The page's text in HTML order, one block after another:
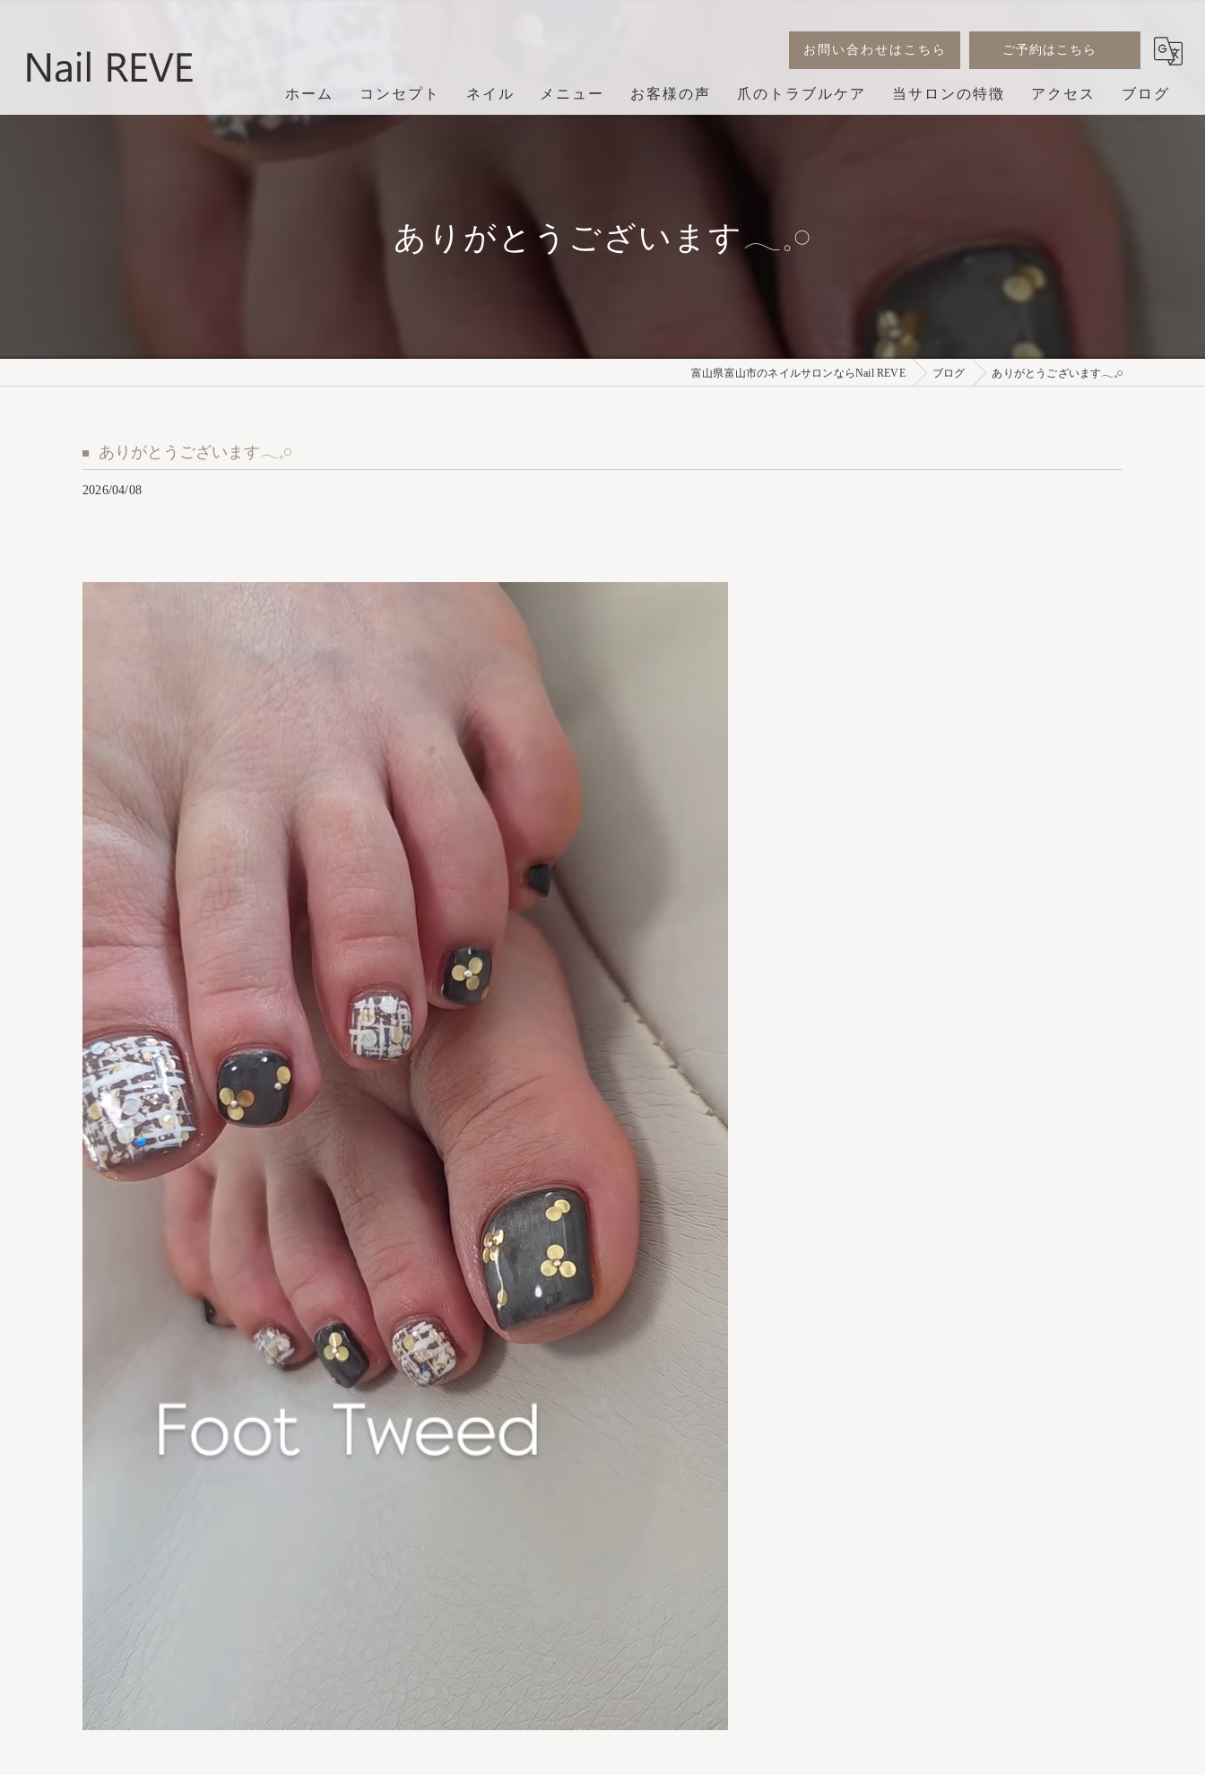
お問い合わせはこちら ご予約はこちら
ホーム コンセプト ネイル メニュー お客様の声 爪のトラブルケア 当サロンの特徴 アクセス ブログ
ありがとうございます𓂃𓈒𓏸︎︎︎︎
富山県富山市のネイルサロンならNail REVE ブログ ありがとうございます𓂃𓈒𓏸︎︎︎︎
ありがとうございます𓂃𓈒𓏸︎︎︎︎
2026/04/08